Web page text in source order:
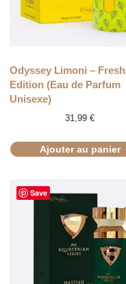
Odyssey Limoni – Fresh
Edition (Eau de Parfum
Unisexe)
31,99€
Ajouter au panier
Save